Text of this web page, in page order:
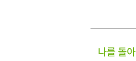
나를 돌